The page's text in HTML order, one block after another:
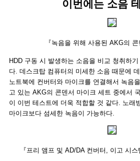
이번에는 소음
『녹음을 위해 사용된 AKG의 콘
HDD 구동 시 발생하는 소음을 비교 청취하
다. 데스크탑 컴퓨터의 미세한 소음 때문에
노트북에 컨버터와 마이크를 연결해서 녹음
고 있는 AKG의 콘덴서 마이크 세트 중에서
이 이번 테스트에 더욱 적합할 것 같다. 노래
마이크보다 섬세한 녹음이 가능하다.
『프리 앰프 및 AD/DA 컨버터, 이고 시스